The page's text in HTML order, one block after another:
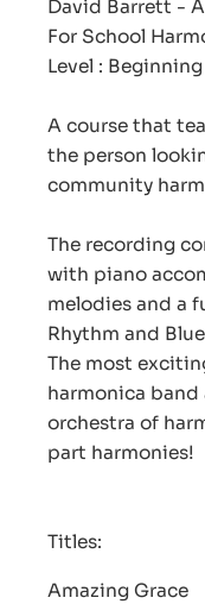
David Barrett -
For School
Level : Beginning
A course that
the person
community
The recording
with piano
melodies and a
Rhythm and
The most
harmonica band
orchestra of
part harmonies!
Titles:
Amazing Grace